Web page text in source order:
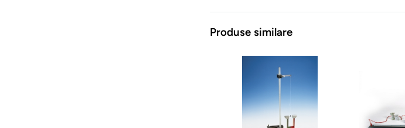
Produse similare